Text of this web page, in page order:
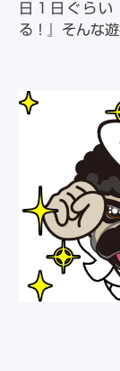
日１日ぐらい
る！』そんな